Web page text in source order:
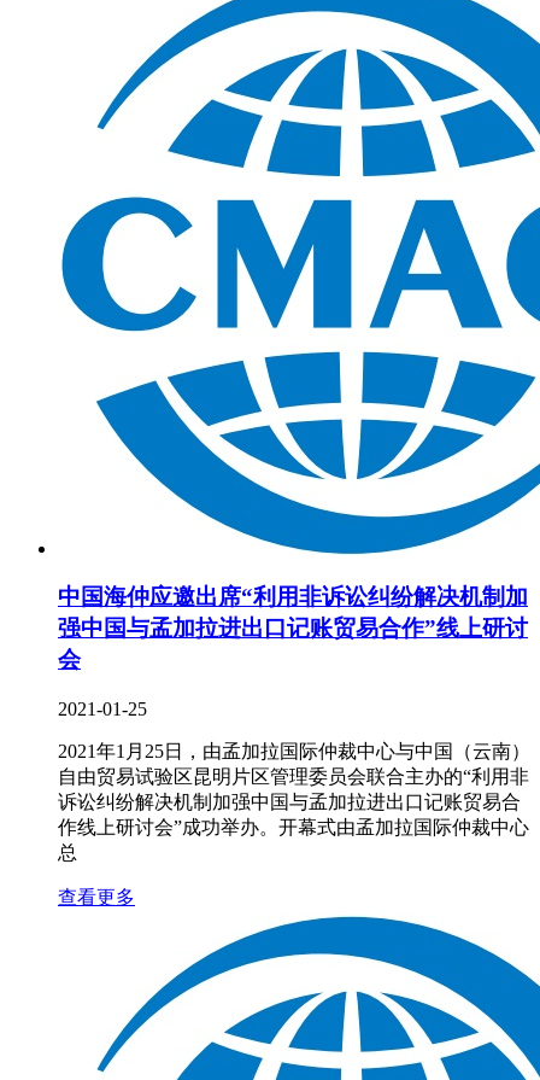
中国海仲应邀出席“利用非诉讼纠纷解决机制加
强中国与孟加拉进出口记账贸易合作”线上研讨
会
2021-01-25
2021年1月25日，由孟加拉国际仲裁中心与中国（云南）
自由贸易试验区昆明片区管理委员会联合主办的“利用非
诉讼纠纷解决机制加强中国与孟加拉进出口记账贸易合
作线上研讨会”成功举办。开幕式由孟加拉国际仲裁中心
总
查看更多